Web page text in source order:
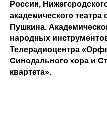
России,
академического
Пушкина,
народных
Телерадиоцентра
Синодального хора и
квартета».